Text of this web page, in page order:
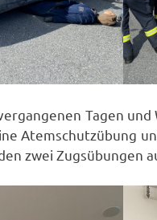
Tagen
Atemschutzübung
zwei Zugsübungen